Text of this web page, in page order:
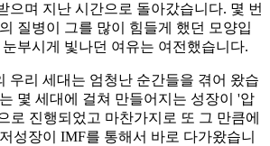
으며 지난 시간으로 돌아갔습니다. 몇 번
질병이 그를 많이 힘들게 했던 모양입
부시게 빛나던 여유는 여전했습니다.
우리 세대는 엄청난 순간들을 겪어 왔습
몇 세대에 걸쳐 만들어지는 성장이 '압
로 진행되었고 마찬가지로 또 그 만큼에
성장이 IMF를 통해서 바로 다가왔습니